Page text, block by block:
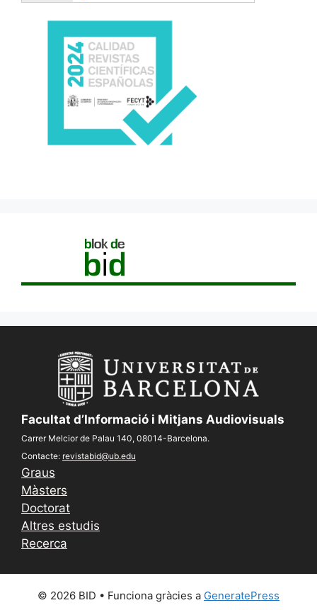
Facultat d’Informació i Mitjans Audiovisuals
Carrer Melcior de Palau 140, 08014-Barcelona.
Contacte: revistabid@ub.edu
Graus
Màsters
Doctorat
Altres estudis
Recerca
© 2026 BID • Funciona gràcies a GeneratePress